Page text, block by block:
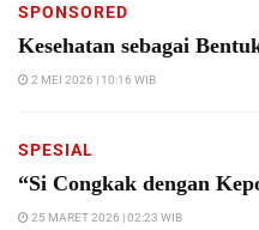
SPONSORED
Kesehatan sebagai
2 MEI 2026 | 10:16 WIB
SPESIAL
“Si Congkak dengan
25 MARET 2026 | 02:23 WIB